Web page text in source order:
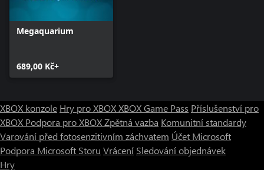
Megaquarium
689,00 Kč+
XBOX konzole Hry pro XBOXXBOX Game Pass Příslušenství pro
XBOX Podpora pro XBOXZpětná vazba Komunitní standardy
Varování před fotosenzitivním záchvatem Účet Microsoft
Podpora Microsoft Storu Vrácení Sledování objednávek
Hry